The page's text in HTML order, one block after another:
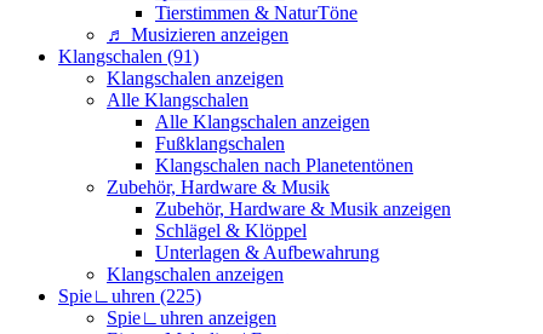
Tierstimmen & NaturTöne
♬ Musizieren anzeigen
Klangschalen (91)
Klangschalen anzeigen
Alle Klangschalen
Alle Klangschalen anzeigen
Fußklangschalen
Klangschalen nach Planetentönen
Zubehör, Hardware & Musik
Zubehör, Hardware & Musik anzeigen
Schlägel & Klöppel
Unterlagen & Aufbewahrung
Klangschalen anzeigen
Spie∟uhren (225)
Spie∟uhren anzeigen